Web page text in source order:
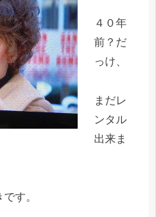
４０年
前？だ
っけ、
まだレ
ンタル
出来ま
す。